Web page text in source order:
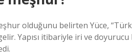
olduğunu belirten Yüce,
Yapısı itibariyle iri ve